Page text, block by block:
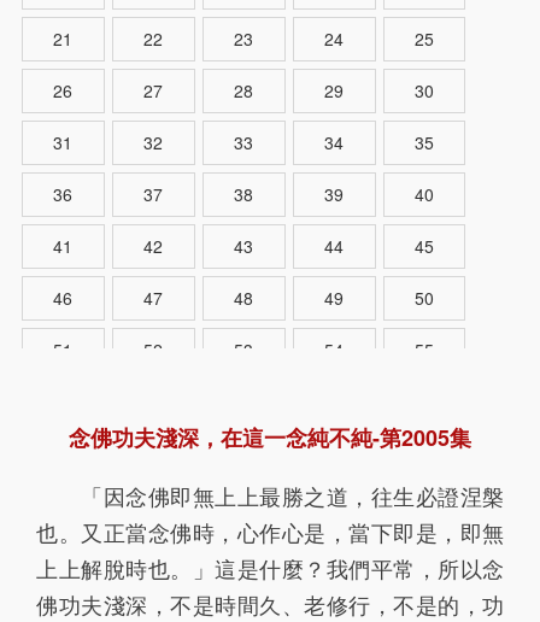
21 22 23 24 25
26 27 28 29 30
31 32 33 34 35
36 37 38 39 40
41 42 43 44 45
46 47 48 49 50
51 52 53 54 55
61 62 63 64 65
67 68 69 70
71 72 73 74
76 77 78 79 80
念佛功夫淺深，在這一念純不純-第2005集
「因念佛即無上上最勝之道，往生必證涅槃
也。又正當念佛時，心作心是，當下即是，即無
上上解脫時也。」這是什麼？我們平常，所以念
佛功夫淺深，不是時間久、老修行，不是的，功